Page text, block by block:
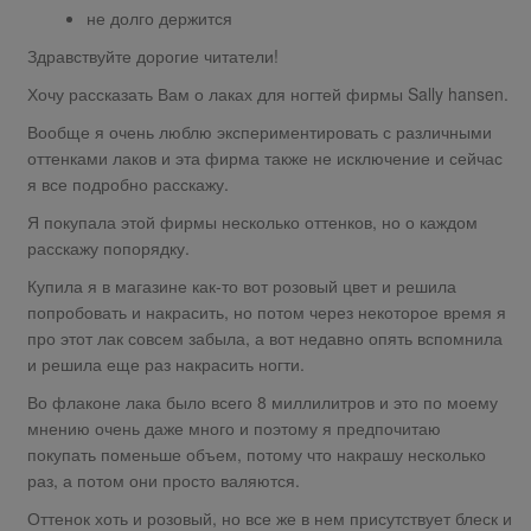
не долго держится
Здравствуйте дорогие читатели!
Хочу рассказать Вам о лаках для ногтей фирмы Sally hansen.
Вообще я очень люблю экспериментировать с различными
оттенками лаков и эта фирма также не исключение и сейчас
я все подробно расскажу.
Я покупала этой фирмы несколько оттенков, но о каждом
расскажу попорядку.
Купила я в магазине как-то вот розовый цвет и решила
попробовать и накрасить, но потом через некоторое время я
про этот лак совсем забыла, а вот недавно опять вспомнила
и решила еще раз накрасить ногти.
Во флаконе лака было всего 8 миллилитров и это по моему
мнению очень даже много и поэтому я предпочитаю
покупать поменьше объем, потому что накрашу несколько
раз, а потом они просто валяются.
Оттенок хоть и розовый, но все же в нем присутствует блеск и